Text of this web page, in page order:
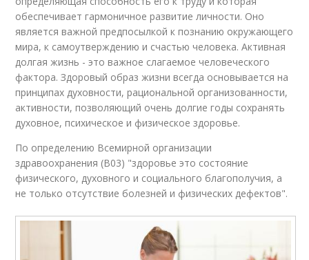
обеспечивает гармоничное развитие личности. Оно
является важной предпосылкой к познанию окружающего
мира, к самоутверждению и счастью человека. Активная
долгая жизнь - это важное слагаемое человеческого
фактора. Здоровый образ жизни всегда основывается на
принципах духовности, рациональной организованности,
активности, позволяющий очень долгие годы сохранять
духовное, психическое и физическое здоровье.
По определению Всемирной организации
здравоохранения (B03) "здоровье это состояние
физического, духовного и социального благополучия, а
не только отсутствие болезней и физических дефектов".